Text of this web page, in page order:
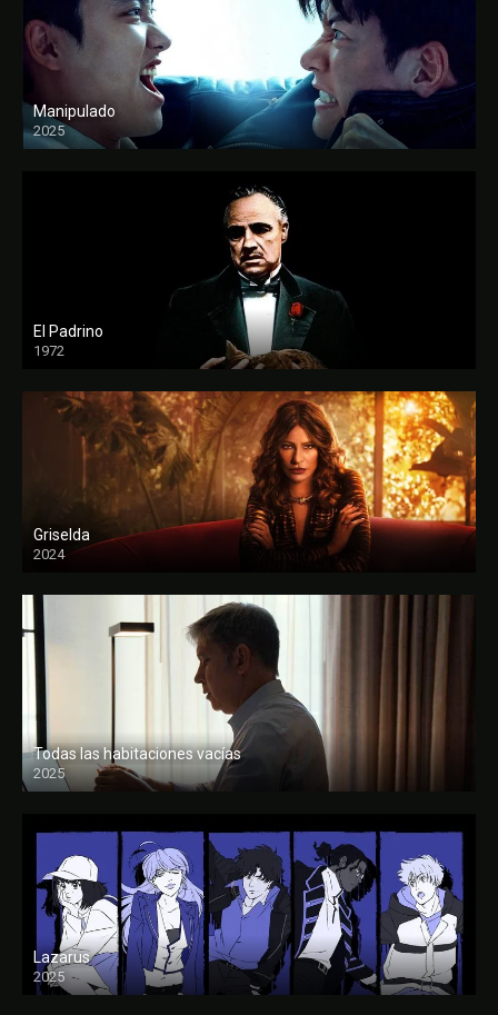
Manipulado
2025
El Padrino
1972
FULL HD
Griselda
2024
Todas las habitaciones vacías
2025
FULL HD
Lazarus
2025